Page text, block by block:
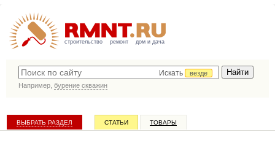
строительство ремонт дом и дача
Искать
везде
Например, бурение скважин
ВЫБРАТЬ РАЗДЕЛ СТАТЬИ ТОВАРЫ